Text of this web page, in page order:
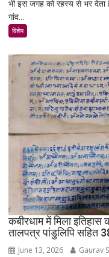
भी इस जगह को रहस्य से भर
गांव...
विशेष
कबीरधाम में मिला
तालपत्र पांडुलिपि सहित
June 13, 2026 Gaurav